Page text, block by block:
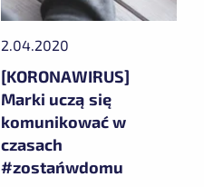
2.04.2020
[KORONAWIRUS]
Marki uczą się
komunikować w
czasach
#zostańwdomu